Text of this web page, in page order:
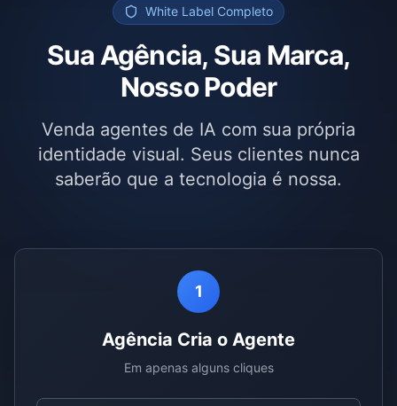
White Label Completo
Sua Agência, Sua Marca,
Nosso Poder
Venda agentes de IA com sua própria
identidade visual. Seus clientes nunca
saberão que a tecnologia é nossa.
1
Agência Cria o Agente
Em apenas alguns cliques